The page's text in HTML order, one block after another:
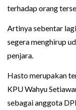
terhadap orang
Artinya sebentar
segera menghirup
penjara.
Hasto merupakan
KPU Wahyu
sebagai anggota